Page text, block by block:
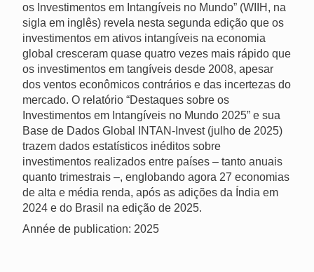
os Investimentos em Intangíveis no Mundo” (WIIH, na
sigla em inglês) revela nesta segunda edição que os
investimentos em ativos intangíveis na economia
global cresceram quase quatro vezes mais rápido que
os investimentos em tangíveis desde 2008, apesar
dos ventos econômicos contrários e das incertezas do
mercado. O relatório “Destaques sobre os
Investimentos em Intangíveis no Mundo 2025” e sua
Base de Dados Global INTAN-Invest (julho de 2025)
trazem dados estatísticos inéditos sobre
investimentos realizados entre países – tanto anuais
quanto trimestrais –, englobando agora 27 economias
de alta e média renda, após as adições da Índia em
2024 e do Brasil na edição de 2025.
Année de publication: 2025